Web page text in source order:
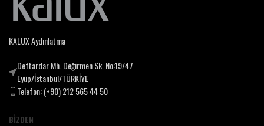
KALUX Aydınlatma
Deftardar Mh. Değirmen Sk. No:19/47
Eyüp/İstanbul/TÜRKİYE
Telefon: (+90) 212 565 44 50
BIZDEN